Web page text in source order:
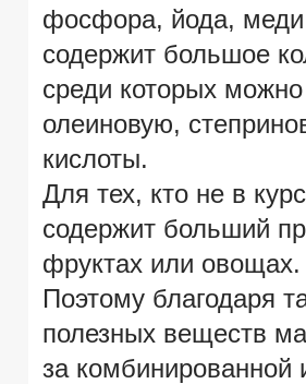
фосфора, йода,
содержит большое
среди которых
олеиновую,
кислоты.
Для тех, кто не в
содержит больший
фруктах или овощах.
Поэтому благодаря
полезных веществ
за